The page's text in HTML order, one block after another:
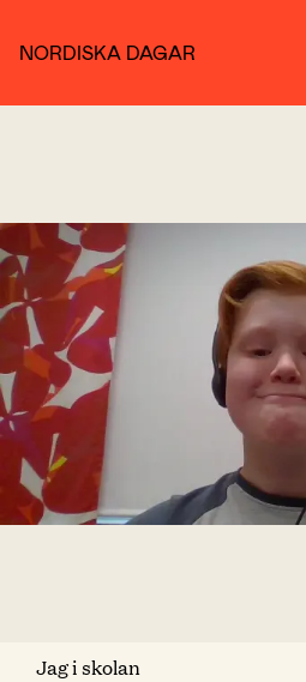
NORDISKA DAGAR
Jag i skolan